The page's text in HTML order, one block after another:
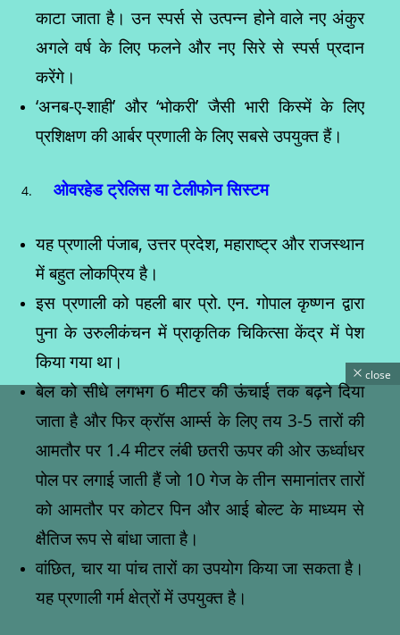
काटा जाता है। उन स्पर्स से उत्पन्न होने वाले नए अंकुर
अगले वर्ष के लिए फलने और नए सिरे से स्पर्स प्रदान
करेंगे।
‘अनब-ए-शाही’ और ‘भोकरी’ जैसी भारी किस्में के लिए
प्रशिक्षण की आर्बर प्रणाली के लिए सबसे उपयुक्त हैं।
ओवरहेड ट्रेलिस या टेलीफोन सिस्टम
यह प्रणाली पंजाब, उत्तर प्रदेश, महाराष्ट्र और राजस्थान
में बहुत लोकप्रिय है।
इस प्रणाली को पहली बार प्रो. एन. गोपाल कृष्णन द्वारा
पुना के उरुलीकंचन में प्राकृतिक चिकित्सा केंद्र में पेश
किया गया था।
बेल को सीधे लगभग 6 मीटर की ऊंचाई तक बढ़ने दिया
जाता है और फिर क्रॉस आर्म्स के लिए तय 3-5 तारों की
आमतौर पर 1.4 मीटर लंबी छतरी ऊपर की ओर ऊर्ध्वाधर
पोल पर लगाई जाती हैं जो 10 गेज के तीन समानांतर तारों
को आमतौर पर कोटर पिन और आई बोल्ट के माध्यम से
क्षैतिज रूप से बांधा जाता है।
वांछित, चार या पांच तारों का उपयोग किया जा सकता है।
यह प्रणाली गर्म क्षेत्रों में उपयुक्त है।
close